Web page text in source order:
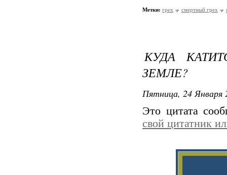
Метки: грех смертный грех
КУДА
ЗЕМЛЕ?
Пятница, 24 Января
Это цитата
свой цитатник